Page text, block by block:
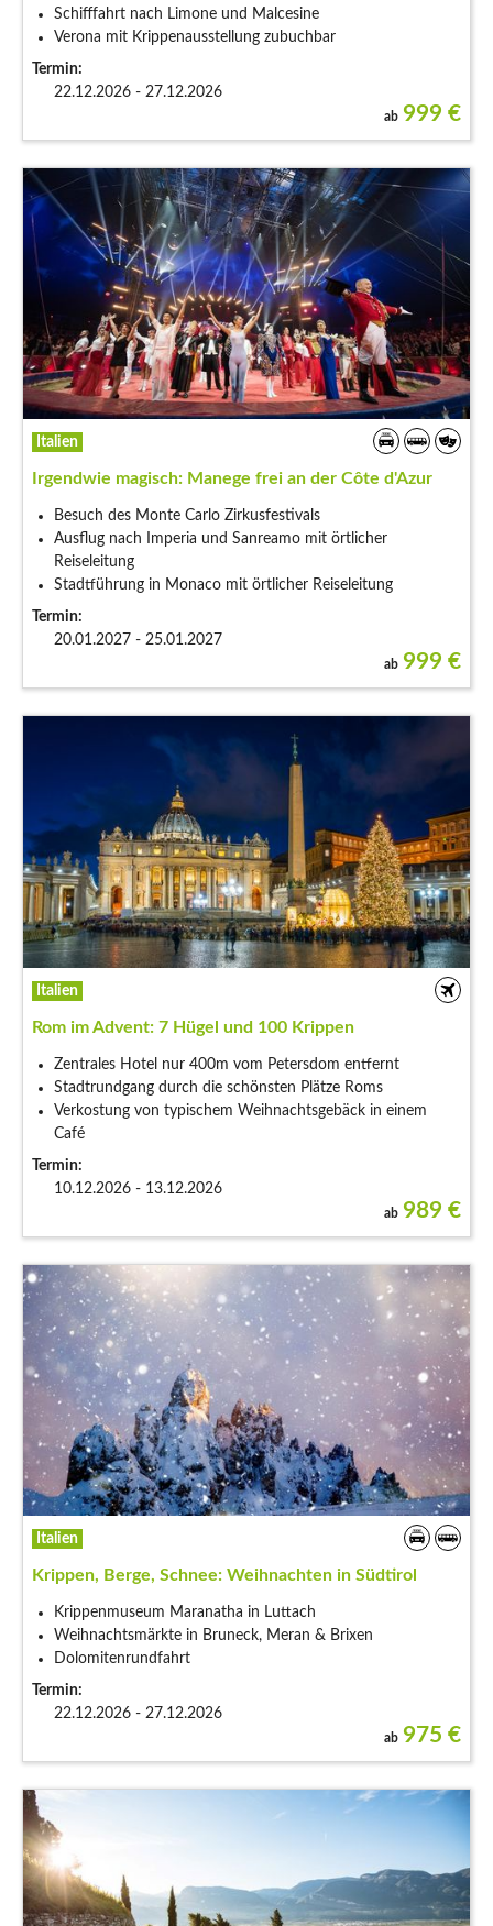
Schifffahrt nach Limone und Malcesine
Verona mit Krippenausstellung zubuchbar
Termin:
22.12.2026 - 27.12.2026
ab 999 €
Italien
Irgendwie magisch: Manege frei an der Côte d'Azur
Besuch des Monte Carlo Zirkusfestivals
Ausflug nach Imperia und Sanreamo mit örtlicher
Reiseleitung
Stadtführung in Monaco mit örtlicher Reiseleitung
Termin:
20.01.2027 - 25.01.2027
ab 999 €
Italien
Rom im Advent: 7 Hügel und 100 Krippen
Zentrales Hotel nur 400m vom Petersdom entfernt
Stadtrundgang durch die schönsten Plätze Roms
Verkostung von typischem Weihnachtsgebäck in einem
Café
Termin:
10.12.2026 - 13.12.2026
ab 989 €
Italien
Krippen, Berge, Schnee: Weihnachten in Südtirol
Krippenmuseum Maranatha in Luttach
Weihnachtsmärkte in Bruneck, Meran & Brixen
Dolomitenrundfahrt
Termin:
22.12.2026 - 27.12.2026
ab 975 €